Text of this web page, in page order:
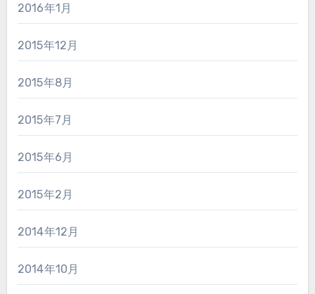
2016年1月
2015年12月
2015年8月
2015年7月
2015年6月
2015年2月
2014年12月
2014年10月